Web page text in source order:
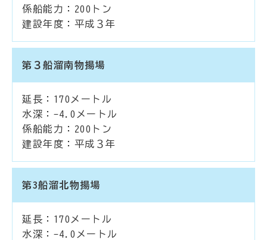
係船能力：200トン
建設年度：平成３年
第３船溜南物揚場
延長：170メートル
水深：-4.0メートル
係船能力：200トン
建設年度：平成３年
第3船溜北物揚場
延長：170メートル
水深：-4.0メートル